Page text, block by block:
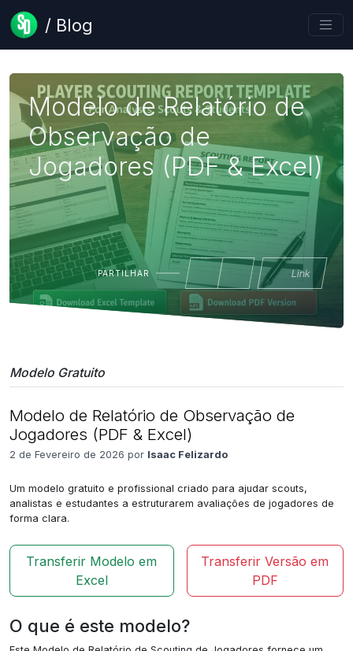
/ Blog
Modelo de Relatório de
Observação de
Jogadores (PDF & Excel)
PARTILHAR Link
Modelo Gratuito
Modelo de Relatório de Observação de
Jogadores (PDF & Excel)
2 de Fevereiro de 2026 por Isaac Felizardo
Um modelo gratuito e profissional criado para ajudar scouts,
analistas e estudantes a estruturarem avaliações de jogadores de
forma clara.
Transferir Modelo em
Excel
Transferir Versão em
PDF
O que é este modelo?